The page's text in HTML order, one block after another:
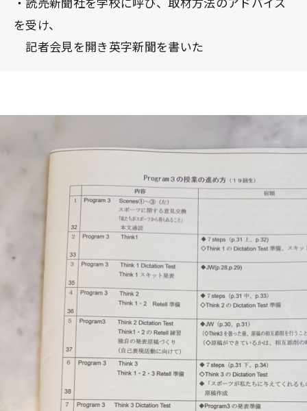
を受け、
記者会見を開き英字新聞を書いた